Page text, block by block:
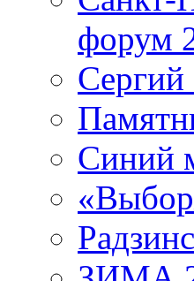
форум
Сергий
Синий